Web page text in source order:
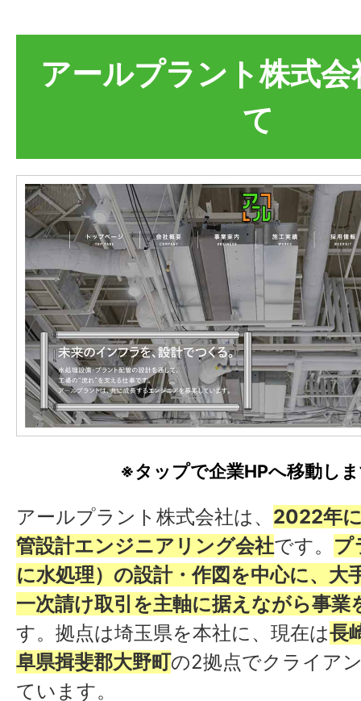
アールプラント株式
て
※タップで企業HPへ移動し
アールプラント株式会社は、 2022年
管設計エンジニアリング会社です。 プ
に水処理）の設計・作図を中心に、大
一次請け取引を主軸に据えながら事業
す。拠点は埼玉県を本社に、現在は長
阜県揖斐郡大野町の2拠点でクライア
ています。